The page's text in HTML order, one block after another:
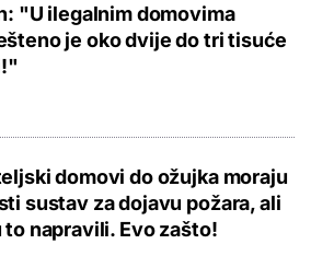
"U ilegalnim domovima
je oko dvije do tri tisuće
domovi do ožujka moraju
sustav za dojavu požara, ali
to napravili. Evo zašto!